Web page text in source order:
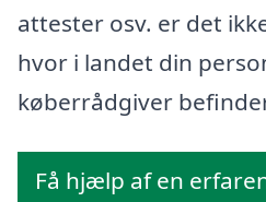
attester osv. er det
hvor i landet din
køberrådgiver
Få hjælp af en